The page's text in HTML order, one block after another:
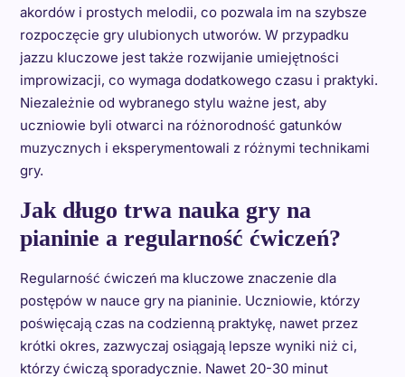
akordów i prostych melodii, co pozwala im na szybsze
rozpoczęcie gry ulubionych utworów. W przypadku
jazzu kluczowe jest także rozwijanie umiejętności
improwizacji, co wymaga dodatkowego czasu i praktyki.
Niezależnie od wybranego stylu ważne jest, aby
uczniowie byli otwarci na różnorodność gatunków
muzycznych i eksperymentowali z różnymi technikami
gry.
Jak długo trwa nauka gry na
pianinie a regularność ćwiczeń?
Regularność ćwiczeń ma kluczowe znaczenie dla
postępów w nauce gry na pianinie. Uczniowie, którzy
poświęcają czas na codzienną praktykę, nawet przez
krótki okres, zazwyczaj osiągają lepsze wyniki niż ci,
którzy ćwiczą sporadycznie. Nawet 20-30 minut